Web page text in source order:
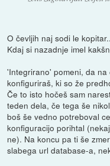
O čevljih naj sodi le
Kdaj si nazadnje imel
'Integrirano' pomeni, da
konfiguriraš, ki so že
Če to isto hočeš sam
teden dela, če tega še
boš še vedno potreboval
konfiguracijo porihtal
ne). Na koncu pa ti še
slabega url database-a,